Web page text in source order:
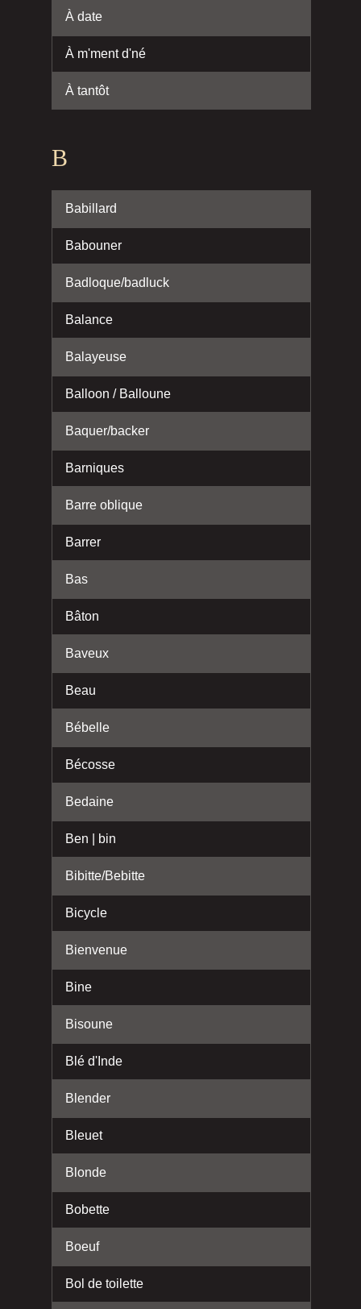
À date
À m'ment d'né
À tantôt
B
Babillard
Babouner
Badloque/badluck
Balance
Balayeuse
Balloon / Balloune
Baquer/backer
Barniques
Barre oblique
Barrer
Bas
Bâton
Baveux
Beau
Bébelle
Bécosse
Bedaine
Ben | bin
Bibitte/Bebitte
Bicycle
Bienvenue
Bine
Bisoune
Blé d'Inde
Blender
Bleuet
Blonde
Bobette
Boeuf
Bol de toilette